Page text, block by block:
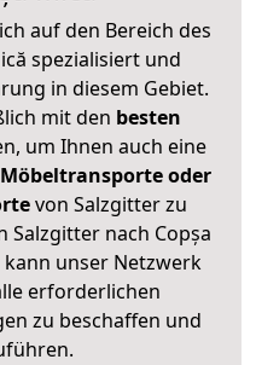
auf den Bereich des
spezialisiert und
in diesem Gebiet.
mit den besten
um Ihnen auch eine
oder
von Salzgitter zu
Salzgitter nach Copșa
unser Netzwerk
erforderlichen
zu beschaffen und